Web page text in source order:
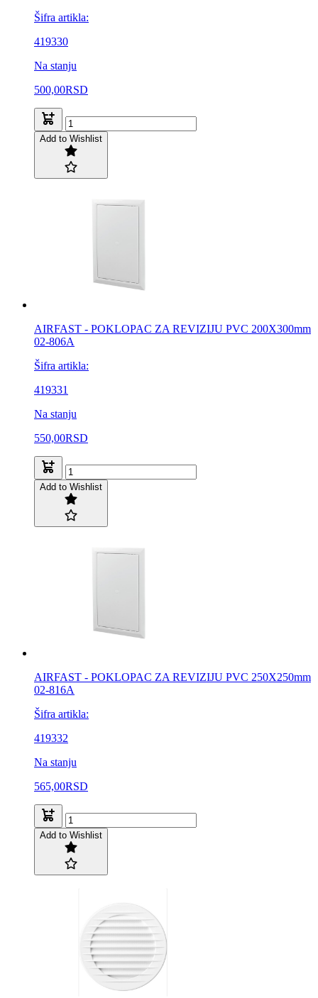
Šifra artikla:
419330
Na stanju
500,00RSD
Add to Wishlist
AIRFAST - POKLOPAC ZA REVIZIJU PVC 200X300mm
02-806A
Šifra artikla:
419331
Na stanju
550,00RSD
Add to Wishlist
AIRFAST - POKLOPAC ZA REVIZIJU PVC 250X250mm
02-816A
Šifra artikla:
419332
Na stanju
565,00RSD
Add to Wishlist